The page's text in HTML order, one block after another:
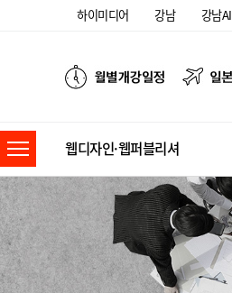
하이미디어 강남 강남AI
웹디자인·웹퍼블리셔